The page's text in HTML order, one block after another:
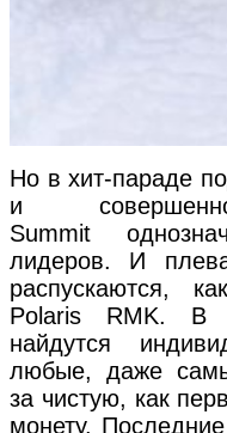
Но в хит-параде
и
Summit
лидеров. И
распускаются,
Polaris RMK. В
найдутся
любые, даже
за чистую, как
монету.